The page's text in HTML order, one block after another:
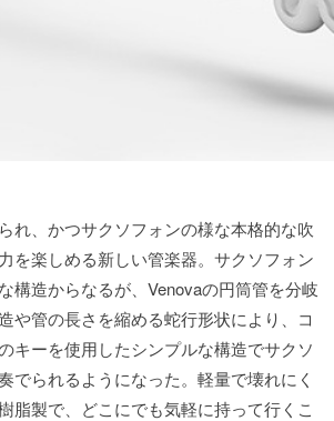
れ、かつサクソフォンの様な本格的な吹
を楽しめる新しい管楽器。サクソフォン
構造からなるが、Venovaの円筒管を分岐
や管の長さを縮める蛇行形状により、コ
キーを使用したシンプルな構造でサクソ
でられるようになった。軽量で壊れにく
脂製で、どこにでも気軽に持って行くこ